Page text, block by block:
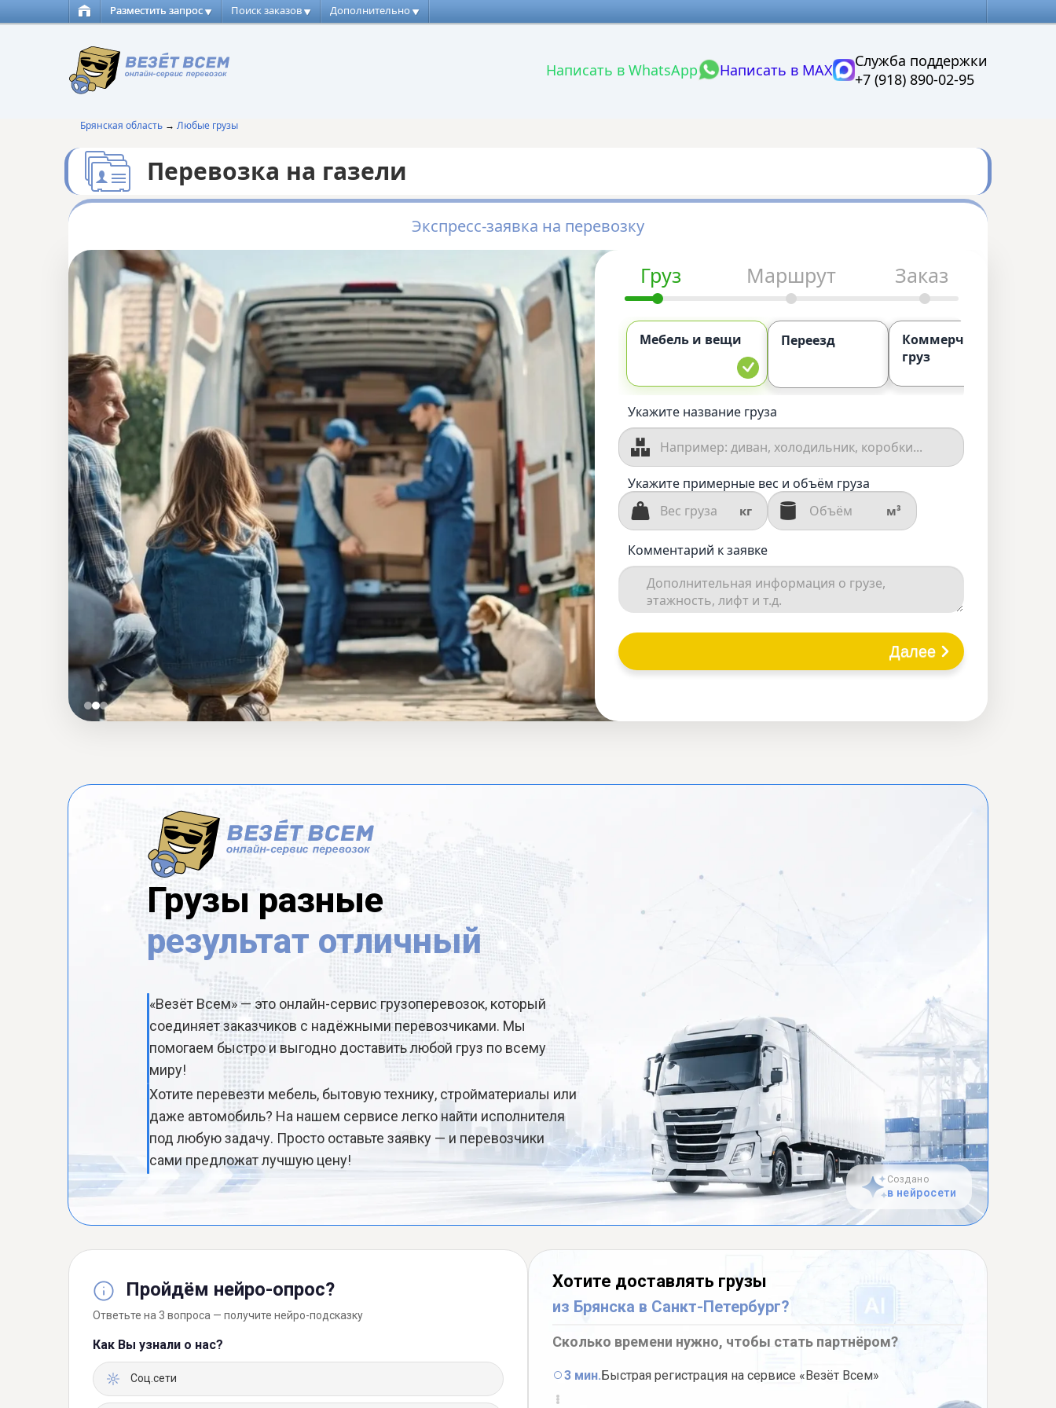
Разместить запрос Поиск заказов Дополнительно
Написать в WhatsApp Написать в MAX
Служба поддержки
+7 (918) 890-02-95
Брянская область → Любые грузы
Перевозка на газели
Экспресс-заявка на перевозку
Груз Маршрут Заказ
Мебель и вещи Переезд
Коммерческий
груз
Укажите название груза
Укажите примерные вес и объём груза
кг м³
Комментарий к заявке
Далее
Грузы разные
результат отличный
«Везёт Всем» — это онлайн-сервис грузоперевозок, который
соединяет заказчиков с надёжными перевозчиками. Мы
помогаем быстро и выгодно доставить любой груз по всему
миру!
Хотите перевезти мебель, бытовую технику, стройматериалы или
даже автомобиль? На нашем сервисе легко найти исполнителя
под любую задачу. Просто оставьте заявку — и перевозчики
сами предложат лучшую цену!
Создано
в нейросети
Пройдём нейро-опрос?
Ответьте на 3 вопроса — получите нейро-подсказку
Как Вы узнали о нас?
Соц.сети
Хотите доставлять грузы
из Брянска в Санкт-Петербург?
Сколько времени нужно, чтобы стать партнёром?
3 мин.Быстрая регистрация на сервисе «Везёт Всем»